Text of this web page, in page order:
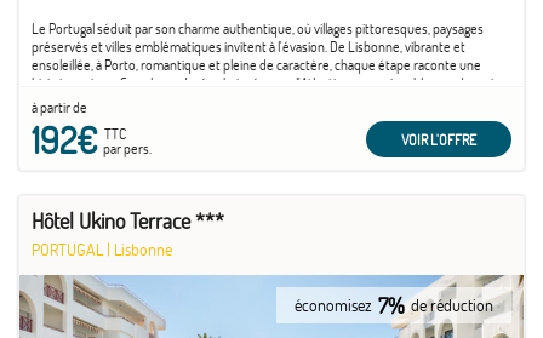
Le Portugal séduit par son charme authentique, où villages pittoresques, paysages
préservés et villes emblématiques invitent à l'évasion. De Lisbonne, vibrante et
ensoleillée, à Porto, romantique et pleine de caractère, chaque étape raconte une
histoire unique. Ses plages dorées baignées par l'Atlantique, ses vignobles verdoyants
et sa douceur de ...
à partir de
192€TTC
par pers.
VOIR L'OFFRE
Hôtel Ukino Terrace ***
PORTUGAL | Lisbonne
économisez 7% de réduction